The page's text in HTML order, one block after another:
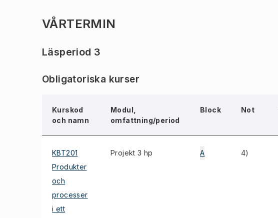
VÅRTERMIN
Läsperiod 3
Obligatoriska kurser
Kurskod
och namn
Modul,
omfattning/period
Block Not
KBT201
Produkter
och
processer
i ett
Projekt 3 hp A 4)